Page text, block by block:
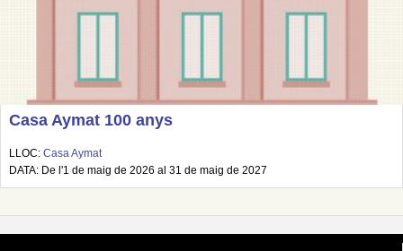
Casa Aymat 100 anys
LLOC: Casa Aymat
DATA: De l'1 de maig de 2026 al 31 de maig de 2027